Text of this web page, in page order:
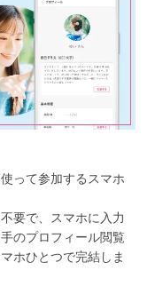
って参加するスマホ
要で、スマホに入力
のプロフィール閲覧
ホひとつで完結しま